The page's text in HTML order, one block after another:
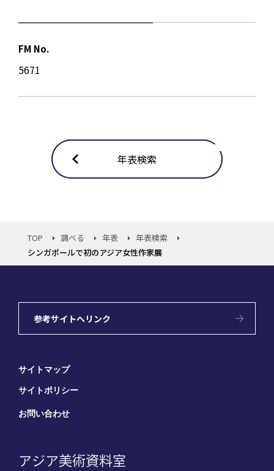
FM No.
5671
年表検索
TOP 調べる 年表
年表検索
シンガポールで初のアジア女性作家展
参考サイトへリンク
サイトマップ
サイトポリシー
お問い合わせ
アジア美術資料室